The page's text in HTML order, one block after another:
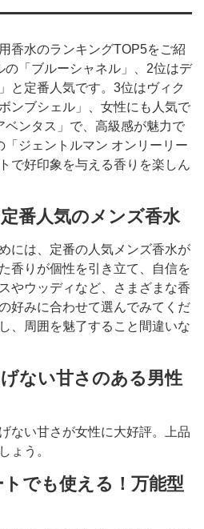
香水のランキングTOP5をご紹
「ブルーシャネル」、2位はデ
と定番人気です。3位はヴィク
ンブシェル」、女性にも人気で
ンタス」で、高級感が魅力で
ジェントルマン オンリーリー
で好印象を与える香りを楽しん
番人気のメンズ香水
には、定番の人気メンズ香水が
香りが個性を引き立て、自信を
やウッディなど、さまざまな香
好みに合わせて選んでみてくだ
、周囲を魅了すること間違いな
ない甘さのある男性
ない甘さが女性に大好評。上品
ょう。
でも使える！万能型